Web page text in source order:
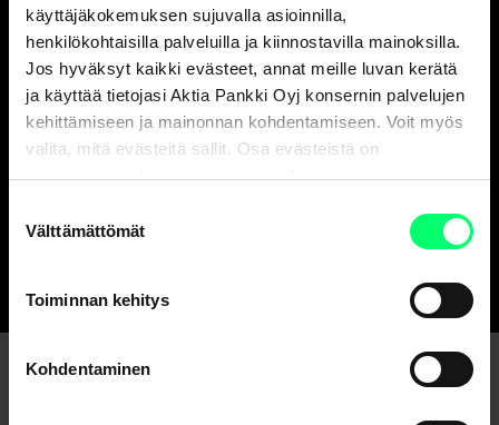
käyttäjäkokemuksen sujuvalla asioinnilla,
henkilökohtaisilla palveluilla ja kiinnostavilla mainoksilla.
Jos hyväksyt kaikki evästeet, annat meille luvan kerätä
ja käyttää tietojasi Aktia Pankki Oyj konsernin palvelujen
kehittämiseen ja mainonnan kohdentamiseen. Voit myös
valita, mitä evästeitä sallit. Osa evästeistä on
sivustojemme luotettavan ja turvallisen toiminnan
valinta
Välttämättömät
Toiminnan kehitys
Kohdentaminen
”Kukaan ei ole isompi kuin tiimi” – Alexandra
Singh Montell oppii yhdessä tiimin ja asiakkaiden
kanssa
Blogit ja artikkelit Henkilö- ja yritysasiakkaat
Uutisarkistoon